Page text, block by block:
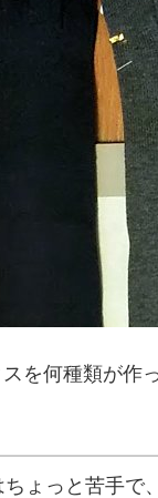
を何種類が作
ょっと苦手で